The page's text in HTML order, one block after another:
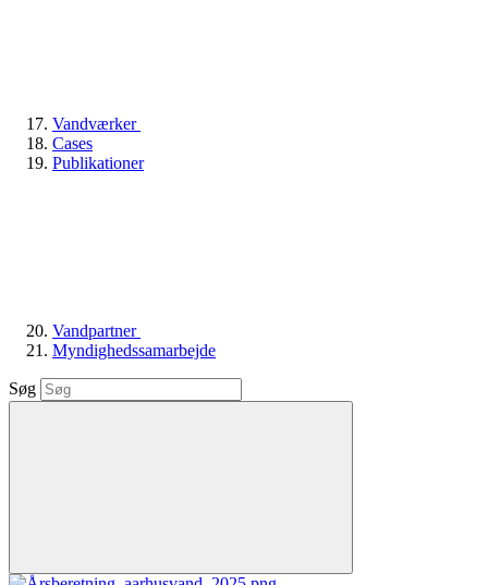
Vandværker
Cases
Publikationer
Vandpartner
Myndighedssamarbejde
Søg